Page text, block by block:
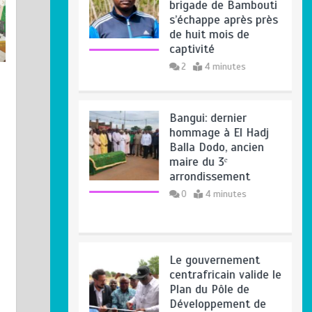
Haut-Mbomou : le commandant
de brigade de Bambouti
5 août 2026 2
brigade de Bambouti
s’échappe après près
de huit mois de
captivité
2 4 minutes
Bangui: dernier
hommage à El Hadj
Balla Dodo, ancien
maire du 3ᵉ
arrondissement
0 4 minutes
Le gouvernement
centrafricain valide le
Plan du Pôle de
Développement de